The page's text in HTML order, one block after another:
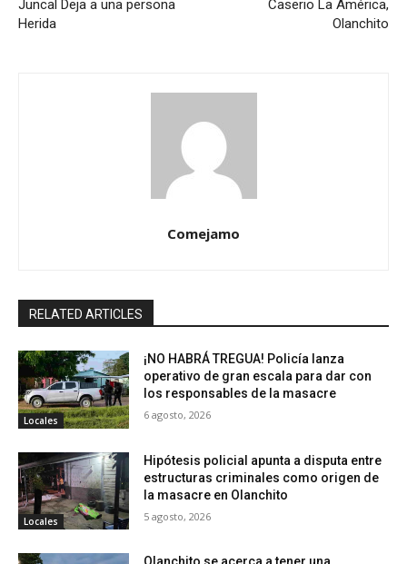
Juncal Deja a una persona
Herida
Caserio La América,
Olanchito
Comejamo
RELATED ARTICLES
Locales
¡NO HABRÁ TREGUA! Policía lanza
operativo de gran escala para dar con
los responsables de la masacre
6 agosto, 2026
Locales
Hipótesis policial apunta a disputa entre
estructuras criminales como origen de
la masacre en Olanchito
5 agosto, 2026